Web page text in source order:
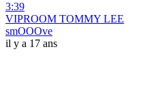
3:39
VIPROOM TOMMY LEE
smOOOve
il y a 17 ans